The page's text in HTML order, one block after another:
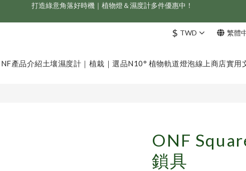
新會員享首購折 $100 優惠，立即點我註冊！！
$ TWD 繁體
產品介紹土壤濕度計｜植栽｜選品N10° 植物軌道燈泡線上商店實用
ONF
鎖具